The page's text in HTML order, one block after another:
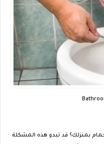
بمنزلك؟ قد تبدو هذه المشكلة